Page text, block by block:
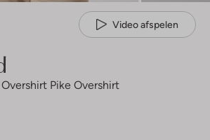
Video afspelen
Pike Overshirt